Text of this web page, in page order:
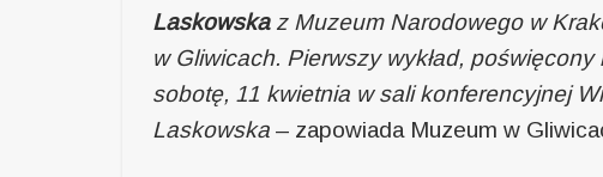
Laskowskaz Muzeum Narodowego w
w Gliwicach. Pierwszy wykład,
sobotę, 11 kwietnia w sali konferencyjnej
Laskowska – zapowiada Muzeum w